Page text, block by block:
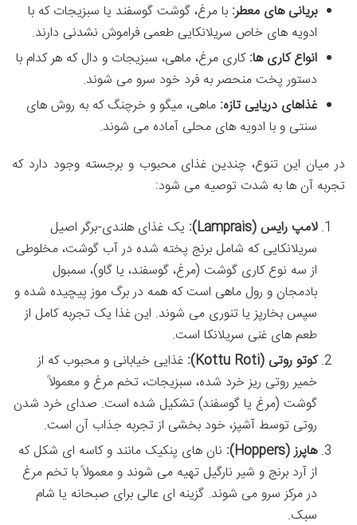
بریانی های معطر: با مرغ، گوشت گوسفند یا سبزیجات که با
ادویه های خاص سریلانکایی طعمی فراموش نشدنی دارند.
انواع کاری ها:کاری مرغ، ماهی، سبزیجات و دال که هر کدام با
دستور پخت منحصر به فرد خود سرو می شوند.
غذاهای دریایی تازه: ماهی، میگو و خرچنگ که به روش های
سنتی و با ادویه های محلی آماده می شوند.
در میان این تنوع، چندین غذای محبوب و برجسته وجود دارد که
تجربه آن ها به شدت توصیه می شود:
لامپ رایس (Lamprais):
یک غذای هلندی-برگر اصیل
سریلانکایی که شامل برنج پخته شده در آب گوشت، مخلوطی
از سه نوع کاری گوشت (مرغ، گوسفند، یا گاو)، سمبول
بادمجان و رول ماهی است که همه در برگ موز پیچیده شده و
سپس بخارپز یا تنوری می شوند. این غذا یک تجربه کامل از
طعم های غنی سریلانکا است.
کوتو روتی (Kottu Roti):
غذایی خیابانی و محبوب که از
خمیر روتی ریز خرد شده، سبزیجات، تخم مرغ و معمولاً
گوشت (مرغ یا گوسفند) تشکیل شده است. صدای خرد شدن
روتی توسط آشپز، خود بخشی از تجربه جذاب آن است.
هاپرز (Hoppers):
نان های پنکیک مانند و کاسه ای شکل که
از آرد برنج و شیر نارگیل تهیه می شوند و معمولاً با تخم مرغ
در مرکز سرو می شوند. گزینه ای عالی برای صبحانه یا شام
سبک.